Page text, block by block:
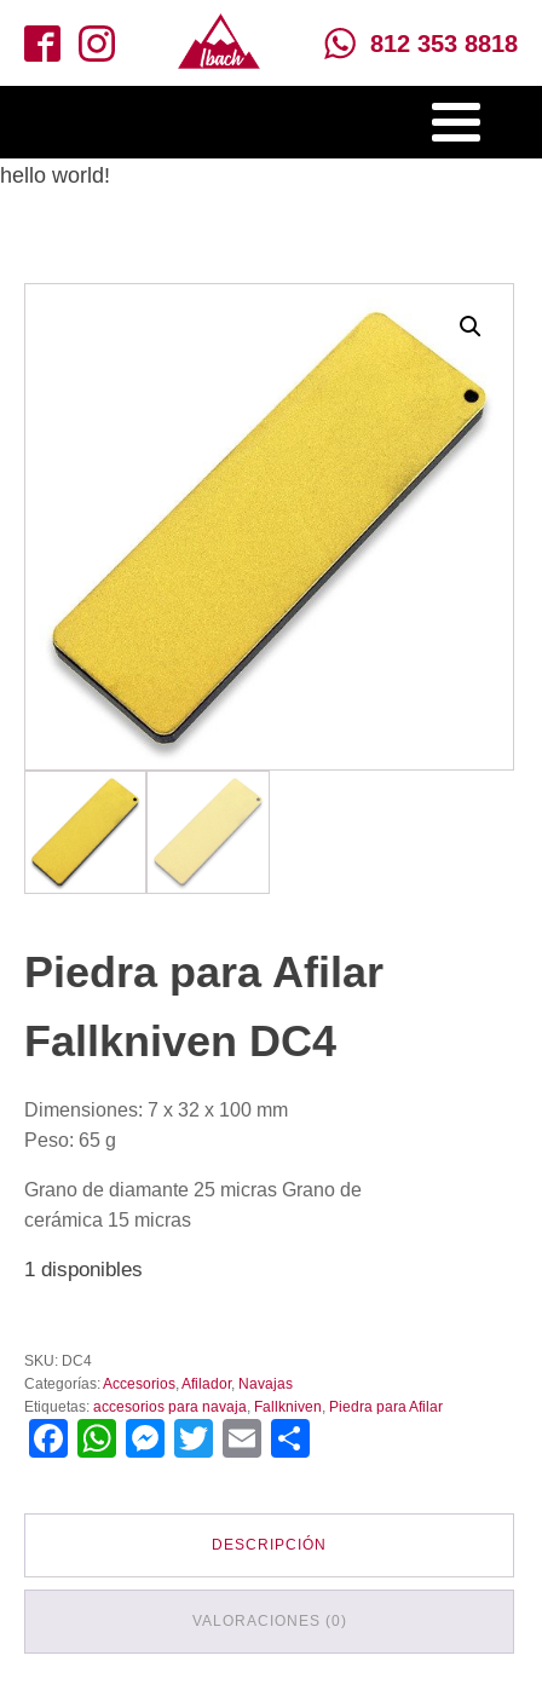
812 353 8818
hello world!
Piedra para Afilar
Fallkniven DC4
Dimensiones: 7 x 32 x 100 mm
Peso: 65 g
Grano de diamante 25 micras Grano de
cerámica 15 micras
1 disponibles
Fallkniven
DC4
cantidad
SKU: DC4
Categorías:Accesorios Afilador, Navajas
Etiquetas: accesorios para navaja Fallkniven Piedra para Afilar
Facebook
WhatsApp
Messenger
TwitterEmail
DESCRIPCIÓN
VALORACIONES (0)